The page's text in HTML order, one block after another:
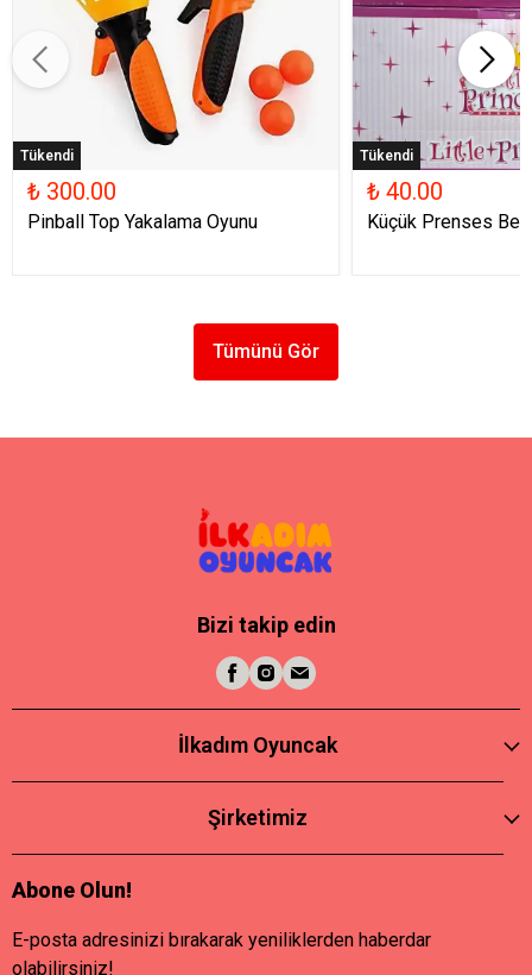
Tükendi
₺ 300.00
Pinball Top Yakalama Oyunu
Tükendi
₺ 40.00
Küçük Prenses
Tümünü Gör
Bizi takip edin
İlkadım Oyuncak
Şirketimiz
Abone Olun!
E-posta adresinizi bırakarak yeniliklerden haberdar
olabilirsiniz!